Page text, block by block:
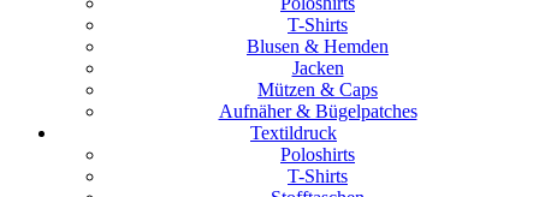
T-Shirts
Blusen & Hemden
Jacken
Mützen & Caps
Aufnäher & Bügelpatches
Textildruck
Poloshirts
T-Shirts